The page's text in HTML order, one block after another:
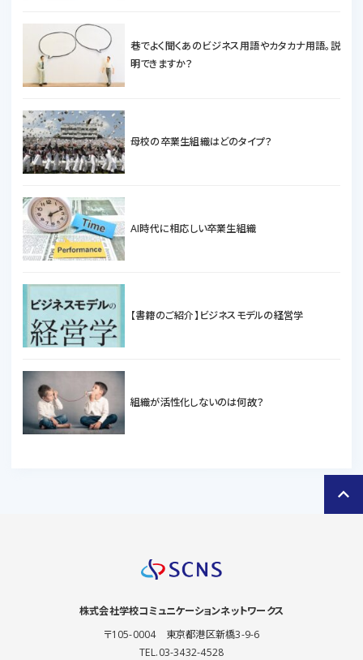
巷でよく聞くあのビジネス用語やカタカナ用語。説
明できますか？
母校の卒業生組織はどのタイプ？
AI時代に相応しい卒業生組織
【書籍のご紹介】ビジネスモデルの経営学
組織が活性化しないのは何故？
株式会社学校コミュニケーションネットワークス
〒105-0004 東京都港区新橋3-9-6
TEL.03-3432-4528
keyboard_arrow_up